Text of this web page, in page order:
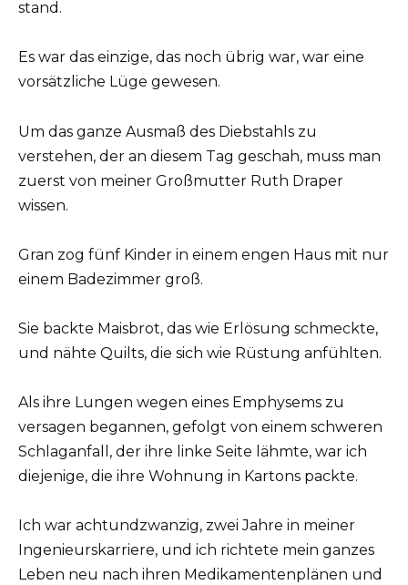
stand.
Es war das einzige, das noch übrig war, war eine
vorsätzliche Lüge gewesen.
Um das ganze Ausmaß des Diebstahls zu
verstehen, der an diesem Tag geschah, muss man
zuerst von meiner Großmutter Ruth Draper
wissen.
Gran zog fünf Kinder in einem engen Haus mit nur
einem Badezimmer groß.
Sie backte Maisbrot, das wie Erlösung schmeckte,
und nähte Quilts, die sich wie Rüstung anfühlten.
Als ihre Lungen wegen eines Emphysems zu
versagen begannen, gefolgt von einem schweren
Schlaganfall, der ihre linke Seite lähmte, war ich
diejenige, die ihre Wohnung in Kartons packte.
Ich war achtundzwanzig, zwei Jahre in meiner
Ingenieurskarriere, und ich richtete mein ganzes
Leben neu nach ihren Medikamentenplänen und